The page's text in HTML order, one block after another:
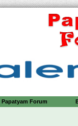
Papatyam Forum